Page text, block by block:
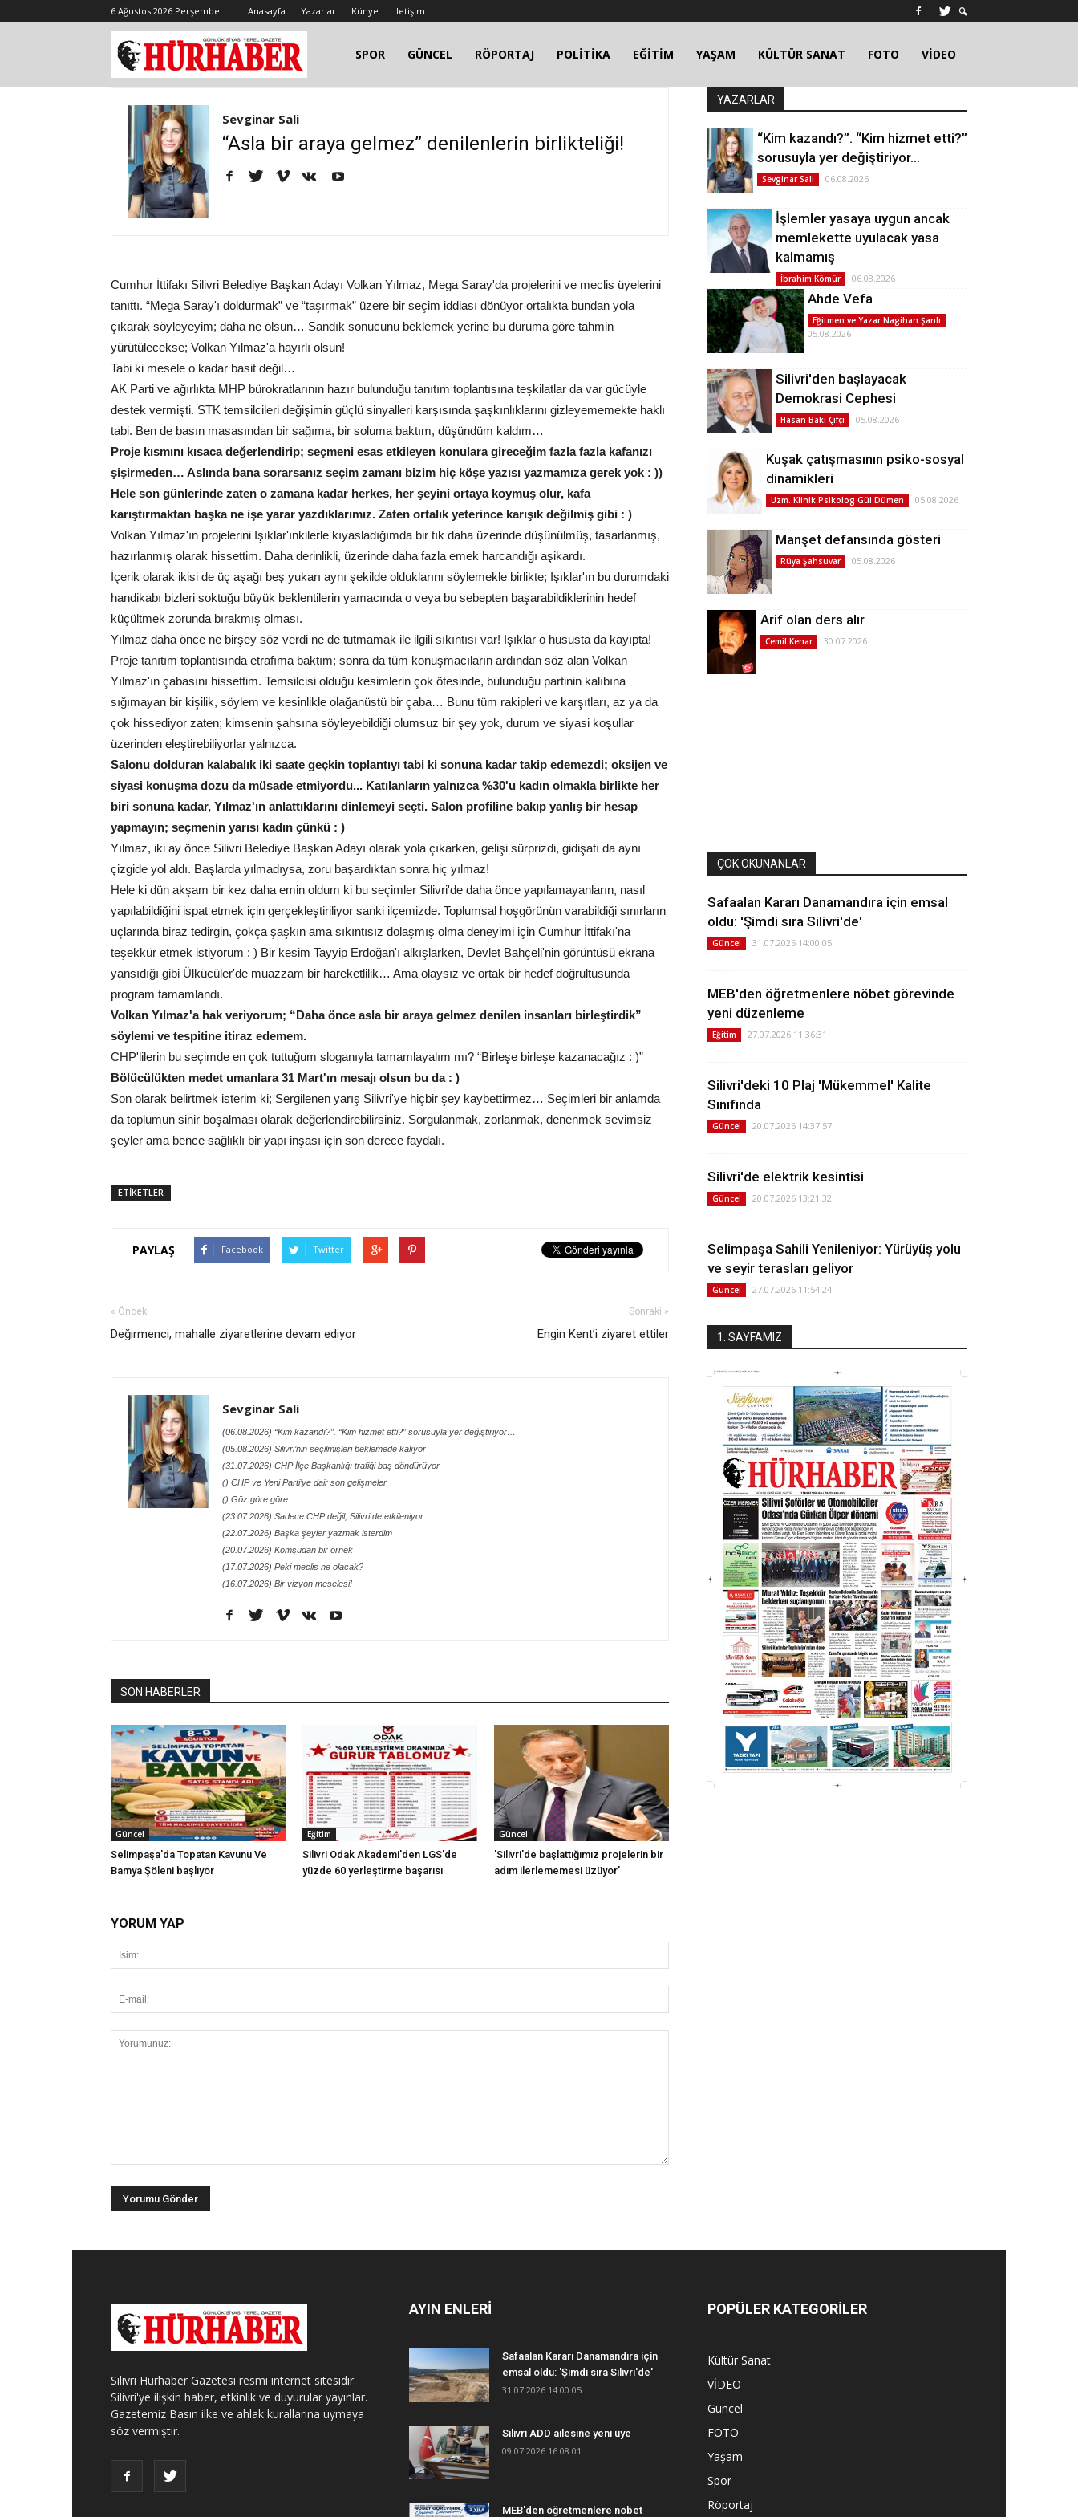
6 Ağustos 2026 Perşembe Anasayfa Yazarlar Künye İletişim
SPOR GÜNCEL RÖPORTAJ POLİTİKA EĞİTİM YAŞAM KÜLTÜR SANAT FOTO VİDEO
Sevginar Sali
“Asla bir araya gelmez” denilenlerin birlikteliği!
Cumhur İttifakı Silivri Belediye Başkan Adayı Volkan Yılmaz, Mega Saray'da projelerini ve meclis üyelerini
tanıttı. “Mega Saray'ı doldurmak” ve “taşırmak” üzere bir seçim iddiası dönüyor ortalıkta bundan yola
çıkarak söyleyeyim; daha ne olsun… Sandık sonucunu beklemek yerine bu duruma göre tahmin
yürütülecekse; Volkan Yılmaz'a hayırlı olsun!
Tabi ki mesele o kadar basit değil…
AK Parti ve ağırlıkta MHP bürokratlarının hazır bulunduğu tanıtım toplantısına teşkilatlar da var gücüyle
destek vermişti. STK temsilcileri değişimin güçlü sinyalleri karşısında şaşkınlıklarını gizleyememekte haklı
tabi. Ben de basın masasından bir sağıma, bir soluma baktım, düşündüm kaldım…
Proje kısmını kısaca değerlendirip; seçmeni esas etkileyen konulara gireceğim fazla fazla kafanızı
şişirmeden… Aslında bana sorarsanız seçim zamanı bizim hiç köşe yazısı yazmamıza gerek yok : ))
Hele son günlerinde zaten o zamana kadar herkes, her şeyini ortaya koymuş olur, kafa
karıştırmaktan başka ne işe yarar yazdıklarımız. Zaten ortalık yeterince karışık değilmiş gibi : )
Volkan Yılmaz'ın projelerini Işıklar'ınkilerle kıyasladığımda bir tık daha üzerinde düşünülmüş, tasarlanmış,
hazırlanmış olarak hissettim. Daha derinlikli, üzerinde daha fazla emek harcandığı aşikardı.
İçerik olarak ikisi de üç aşağı beş yukarı aynı şekilde olduklarını söylemekle birlikte; Işıklar'ın bu durumdaki
handikabı bizleri soktuğu büyük beklentilerin yamacında o veya bu sebepten başarabildiklerinin hedef
küçültmek zorunda bırakmış olması.
Yılmaz daha önce ne birşey söz verdi ne de tutmamak ile ilgili sıkıntısı var! Işıklar o hususta da kayıpta!
Proje tanıtım toplantısında etrafıma baktım; sonra da tüm konuşmacıların ardından söz alan Volkan
Yılmaz'ın çabasını hissettim. Temsilcisi olduğu kesimlerin çok ötesinde, bulunduğu partinin kalıbına
sığımayan bir kişilik, söylem ve kesinlikle olağanüstü bir çaba… Bunu tüm rakipleri ve karşıtları, az ya da
çok hissediyor zaten; kimsenin şahsına söyleyebildiği olumsuz bir şey yok, durum ve siyasi koşullar
üzerinden eleştirebiliyorlar yalnızca.
Salonu dolduran kalabalık iki saate geçkin toplantıyı tabi ki sonuna kadar takip edemezdi; oksijen ve
siyasi konuşma dozu da müsade etmiyordu... Katılanların yalnızca %30'u kadın olmakla birlikte her
biri sonuna kadar, Yılmaz'ın anlattıklarını dinlemeyi seçti. Salon profiline bakıp yanlış bir hesap
yapmayın; seçmenin yarısı kadın çünkü : )
Yılmaz, iki ay önce Silivri Belediye Başkan Adayı olarak yola çıkarken, gelişi sürprizdi, gidişatı da aynı
çizgide yol aldı. Başlarda yılmadıysa, zoru başardıktan sonra hiç yılmaz!
Hele ki dün akşam bir kez daha emin oldum ki bu seçimler Silivri'de daha önce yapılamayanların, nasıl
yapılabildiğini ispat etmek için gerçekleştiriliyor sanki ilçemizde. Toplumsal hoşgörünün varabildiği sınırların
uçlarında biraz tedirgin, çokça şaşkın ama sıkıntısız dolaşmış olma deneyimi için Cumhur İttifakı'na
teşekkür etmek istiyorum : ) Bir kesim Tayyip Erdoğan'ı alkışlarken, Devlet Bahçeli'nin görüntüsü ekrana
yansıdığı gibi Ülkücüler'de muazzam bir hareketlilik… Ama olaysız ve ortak bir hedef doğrultusunda
program tamamlandı.
Volkan Yılmaz'a hak veriyorum; “Daha önce asla bir araya gelmez denilen insanları birleştirdik”
söylemi ve tespitine itiraz edemem.
CHP'lilerin bu seçimde en çok tuttuğum sloganıyla tamamlayalım mı? “Birleşe birleşe kazanacağız : )”
Bölücülükten medet umanlara 31 Mart'ın mesajı olsun bu da : )
Son olarak belirtmek isterim ki; Sergilenen yarış Silivri'ye hiçbir şey kaybettirmez… Seçimleri bir anlamda
da toplumun sinir boşalması olarak değerlendirebilirsiniz. Sorgulanmak, zorlanmak, denenmek sevimsiz
şeyler ama bence sağlıklı bir yapı inşası için son derece faydalı.
ETİKETLER
PAYLAŞ Facebook Twitter
« Önceki
Değirmenci, mahalle ziyaretlerine devam ediyor
Sonraki »
Engin Kent’i ziyaret ettiler
Sevginar Sali
(06.08.2026) “Kim kazandı?”. “Kim hizmet etti?” sorusuyla yer değiştiriyor…
(05.08.2026) Silivri’nin seçilmişleri beklemede kalıyor
(31.07.2026) CHP İlçe Başkanlığı trafiği baş döndürüyor
() CHP ve Yeni Parti’ye dair son gelişmeler
() Göz göre göre
(23.07.2026) Sadece CHP değil, Silivri de etkileniyor
(22.07.2026) Başka şeyler yazmak isterdim
(20.07.2026) Komşudan bir örnek
(17.07.2026) Peki meclis ne olacak?
(16.07.2026) Bir vizyon meselesi!
SON HABERLER
Güncel
Selimpaşa'da Topatan Kavunu Ve
Bamya Şöleni başlıyor
Eğitim
Silivri Odak Akademi'den LGS'de
yüzde 60 yerleştirme başarısı
Güncel
'Silivri'de başlattığımız projelerin bir
adım ilerlememesi üzüyor'
YORUM YAP
YAZARLAR
“Kim kazandı?”. “Kim hizmet etti?”
sorusuyla yer değiştiriyor…
Sevginar Sali 06.08.2026
İşlemler yasaya uygun ancak
memlekette uyulacak yasa
kalmamış
İbrahim Kömür 06.08.2026
Ahde Vefa
Eğitmen ve Yazar Nagihan Şanlı
05.08.2026
Silivri'den başlayacak
Demokrasi Cephesi
Hasan Baki Çifçi 05.08.2026
Kuşak çatışmasının psiko-sosyal
dinamikleri
Uzm. Klinik Psikolog Gül Dümen 05.08.2026
Manşet defansında gösteri
Rüya Şahsuvar 05.08.2026
Arif olan ders alır
Cemil Kenar 30.07.2026
ÇOK OKUNANLAR
Safaalan Kararı Danamandıra için emsal
oldu: 'Şimdi sıra Silivri'de'
Güncel 31.07.2026 14:00:05
MEB'den öğretmenlere nöbet görevinde
yeni düzenleme
Eğitim 27.07.2026 11:36:31
Silivri'deki 10 Plaj 'Mükemmel' Kalite
Sınıfında
Güncel 20.07.2026 14:37:57
Silivri'de elektrik kesintisi
Güncel 20.07.2026 13:21:32
Selimpaşa Sahili Yenileniyor: Yürüyüş yolu
ve seyir terasları geliyor
Güncel 27.07.2026 11:54:24
1. SAYFAMIZ
Silivri Hürhaber Gazetesi resmi internet sitesidir.
Silivri'ye ilişkin haber, etkinlik ve duyurular yayınlar.
Gazetemiz Basın ilke ve ahlak kurallarına uymaya
söz vermiştir.
AYIN ENLERİ
Safaalan Kararı Danamandıra için
emsal oldu: 'Şimdi sıra Silivri'de'
31.07.2026 14:00:05
Silivri ADD ailesine yeni üye
09.07.2026 16:08:01
MEB'den öğretmenlere nöbet
POPÜLER KATEGORİLER
Kültür Sanat
VİDEO
Güncel
FOTO
Yaşam
Spor
Röportaj